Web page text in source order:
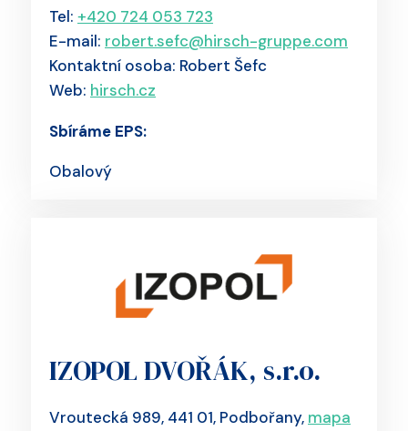
Tel: +420 724 053 723
E-mail: robert.sefc@hirsch-gruppe.com
Kontaktní osoba: Robert Šefc
Web: hirsch.cz
Sbíráme EPS:
Obalový
IZOPOL DVOŘÁK, s.r.o.
Vroutecká 989, 441 01, Podbořany, mapa